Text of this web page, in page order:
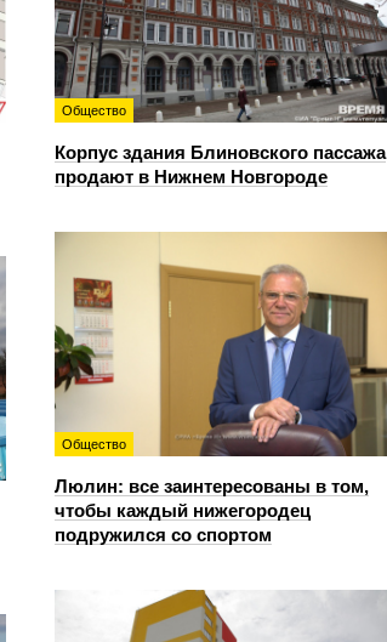
Общество
Корпус здания Блиновского пассажа
продают в Нижнем Новгороде
Общество
Люлин: все заинтересованы в том,
чтобы каждый нижегородец
подружился со спортом